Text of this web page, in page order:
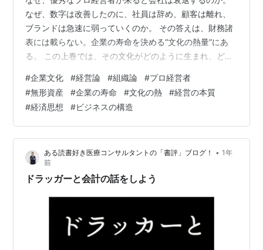
なぜ、数字は改善したのに、社員は辞め、顧客は離れ、
ブランドは急速に弱っていくのか。 その答えは、財務諸
表には載らない。企業の寿命を決める“文化の熱量”にあ
る。 この上巻では、その文化がどのように生まれ、どの
を明らかにする。 企業の最終目的とは何か？ 企業が存続
するためには 長期経営が基盤――『目に見えない資産』
の価値 プロ経営者の評価基準 評価されないものは、守ら
れない プロ経営者は「参謀」としては超一流 トップに必
要なのは“温度の管理能力” プロ経営者が経営で光る瞬間
企業の最終目的とは何…
#企業文化 #経営論 #組織論 #プロ経営者
#無形資産 #企業の寿命 #文化の熱 #経営の本質
#経済思想 #ビジネスの構造
ある読書好き医療コンサルタントの「書評」ブログ！ • 1年
前
ドラッガーと会計の話をしよう